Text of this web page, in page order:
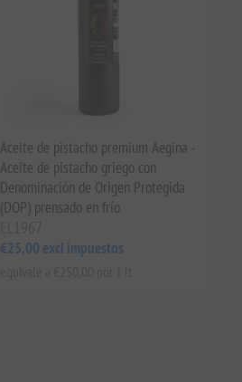
Aceite de pistacho premium Aegina -
Aceite de pistacho griego con
Denominación de Origen Protegida
(DOP) prensado en frío
€25,00 excl impuestos